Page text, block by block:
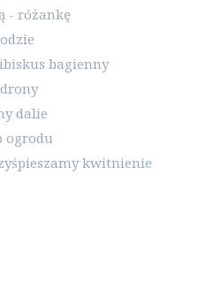
- różankę
bagienny
dalie
ogrodu
kwitnienie